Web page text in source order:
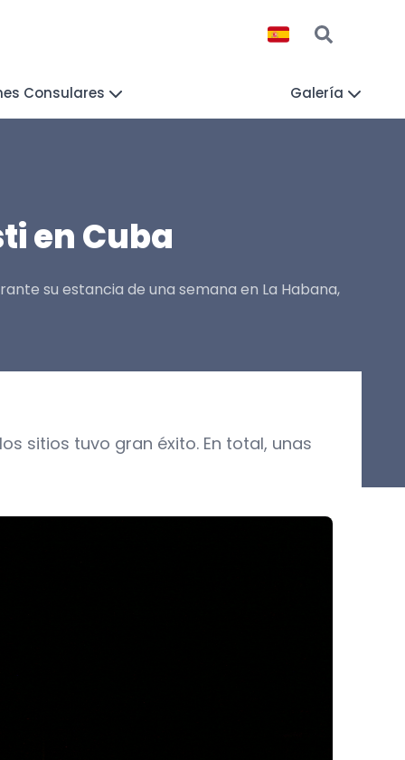
Consulares Galería
en Cuba
su estancia de una semana en La Habana,
sitios tuvo gran éxito. En total, unas